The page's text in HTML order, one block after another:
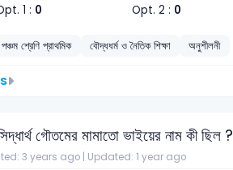
1 : 0 Opt. 2 : 0
পঞ্চম শ্রেণি প্রাথমিক বৌদ্ধধর্ম ও নৈতিক শিক্ষা অনুশীলনী
গৌতমের মামাতো ভাইয়ের নাম কী ছিল ?
3 years ago | Updated: 1 year ago